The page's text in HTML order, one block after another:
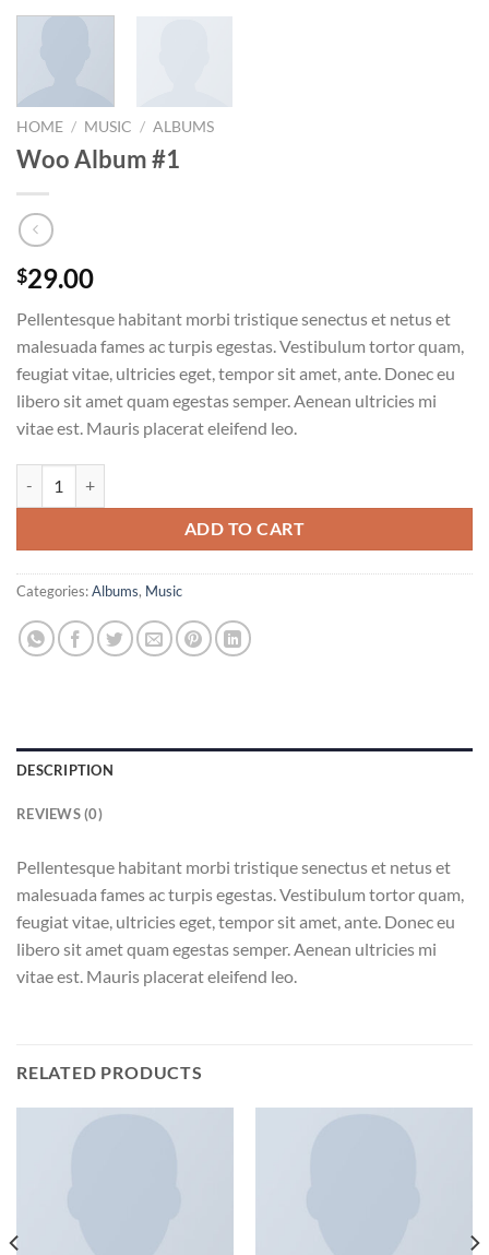
HOME / MUSIC / ALBUMS
Woo Album #1
$29.00
Pellentesque habitant morbi tristique senectus et netus et
malesuada fames ac turpis egestas. Vestibulum tortor quam,
feugiat vitae, ultricies eget, tempor sit amet, ante. Donec eu
libero sit amet quam egestas semper. Aenean ultricies mi
vitae est. Mauris placerat eleifend leo.
ADD TO CART
Categories:Albums, Music
DESCRIPTION
REVIEWS (0)
Pellentesque habitant morbi tristique senectus et netus et
malesuada fames ac turpis egestas. Vestibulum tortor quam,
feugiat vitae, ultricies eget, tempor sit amet, ante. Donec eu
libero sit amet quam egestas semper. Aenean ultricies mi
vitae est. Mauris placerat eleifend leo.
RELATED PRODUCTS